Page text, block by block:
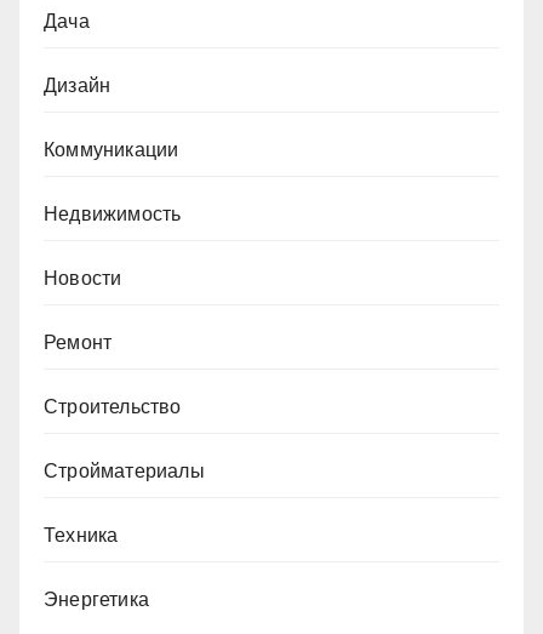
Дача
Дизайн
Коммуникации
Недвижимость
Новости
Ремонт
Строительство
Стройматериалы
Техника
Энергетика